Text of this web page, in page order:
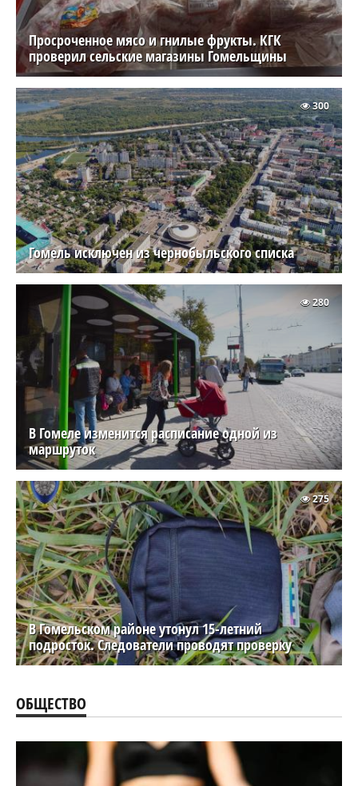
Просроченное мясо и гнилые фрукты. КГК
проверил сельские магазины Гомельщины
Гомель исключен из чернобыльского списка
300
В Гомеле изменится расписание одной из
маршруток
280
В Гомельском районе утонул 15-летний
подросток. Следователи проводят проверку
275
ОБЩЕСТВО